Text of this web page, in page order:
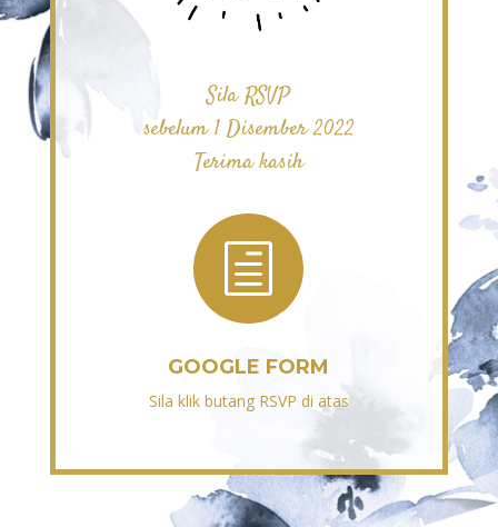
Sila RSVP
sebelum 1 Disember 2022
Terima kasih
h
GOOGLE FORM
Sila klik butang RSVP di atas